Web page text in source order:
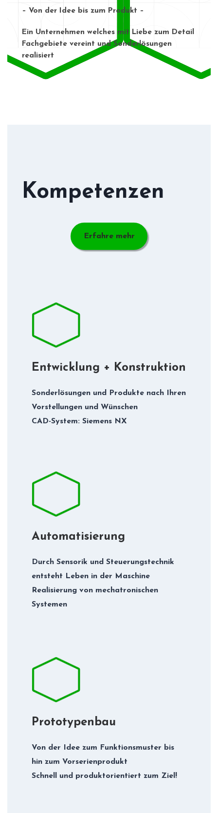
– Von der Idee bis zum Produkt –
Ein Unternehmen welches mit Liebe zum Detail
Fachgebiete vereint und Sonderlösungen
realisiert
Kompetenzen
Erfahre mehr
Entwicklung + Konstruktion
Sonderlösungen und Produkte nach Ihren
Vorstellungen und Wünschen
CAD-System: Siemens NX
Automatisierung
Durch Sensorik und Steuerungstechnik
entsteht Leben in der Maschine
Realisierung von mechatronischen
Systemen
Prototypenbau
Von der Idee zum Funktionsmuster bis
hin zum Vorserienprodukt
Schnell und produktorientiert zum Ziel!